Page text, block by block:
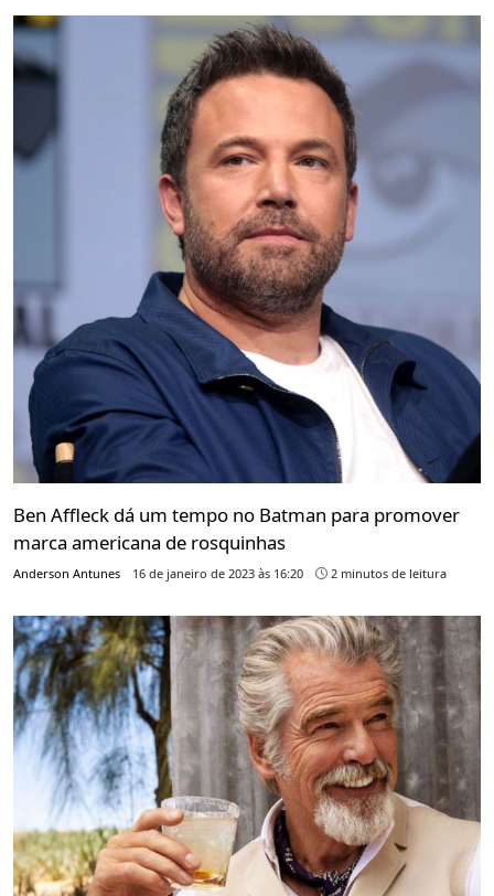
Ben Affleck dá um tempo no Batman para promover
marca americana de rosquinhas
Anderson Antunes 16 de janeiro de 2023 às 16:20 2 minutos de leitura